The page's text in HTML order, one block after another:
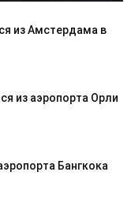
из Амстердама в
из аэропорта Орли
Бангкока